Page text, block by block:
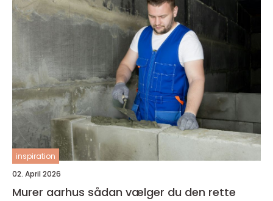
inspiration
02. April 2026
Murer aarhus sådan vælger du den rette